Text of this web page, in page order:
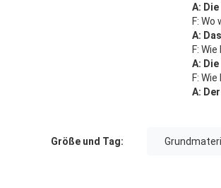
A:
F:
A:
F:
A:
F:
A:
Größe und Tag: